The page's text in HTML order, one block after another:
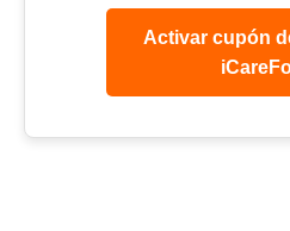
Activar cupón